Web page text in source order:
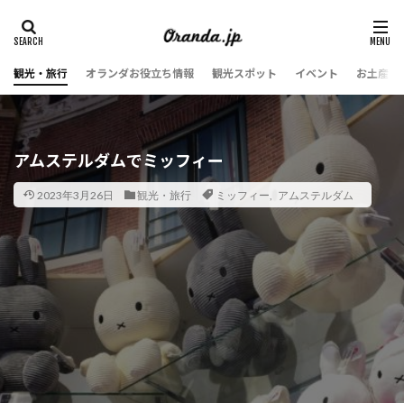
観光・旅行 オランダお役立ち情報 観光スポット イベント お土産・
アムステルダムでミッフィー
2023年3月26日 観光・旅行 ミッフィー アムステルダム